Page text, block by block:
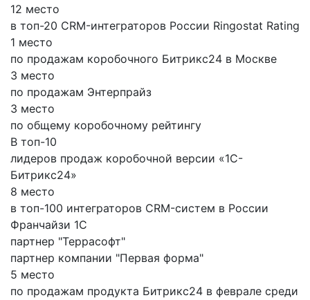
12 место
в топ-20 CRM-интеграторов России Ringostat Rating
1 место
по продажам коробочного Битрикс24 в Москве
3 место
по продажам Энтерпрайз
3 место
по общему коробочному рейтингу
В топ-10
лидеров продаж коробочной версии «1С-
Битрикс24»
8 место
в топ-100 интеграторов CRM-систем в России
Франчайзи 1С
партнер "Террасофт"
партнер компании "Первая форма"
5 место
по продажам продукта Битрикс24 в феврале среди